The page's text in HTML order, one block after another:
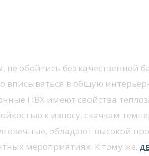
обойтись без качественной
вписываться в общую
ПВХ имеют свойства
к износу, скачкам
обладают высокой
мероприятиях. К тому же,